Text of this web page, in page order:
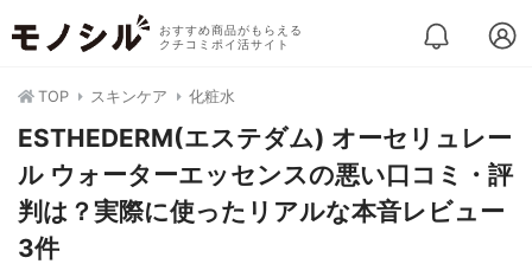
おすすめ商品がもらえる
クチコミポイ活サイト
TOP スキンケア 化粧水
ESTHEDERM(エステダム) オーセリュレー
ル ウォーターエッセンスの悪い口コミ・評
判は？実際に使ったリアルな本音レビュー
3件